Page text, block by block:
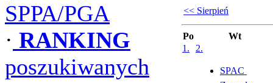
SPPA/PGA
· RANKING
poszukiwanych
<< Sierpień
Po
Wt
1.
2.
SPAC 